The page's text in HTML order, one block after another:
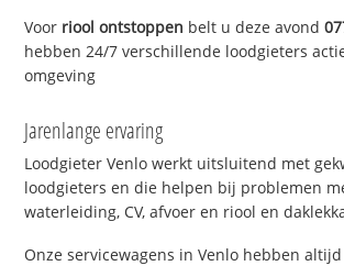
Voor riool ontstoppen belt u deze avond
hebben 24/7 verschillende loodgieters
omgeving
Jarenlange ervaring
Loodgieter Venlo werkt uitsluitend met
loodgieters en die helpen bij problemen
waterleiding, CV, afvoer en riool en
Onze servicewagens in Venlo hebben